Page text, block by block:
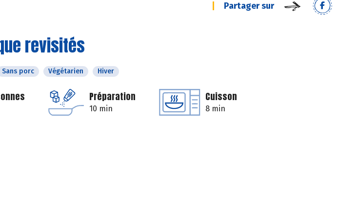
Partager sur
revisités
Sans porc Végétarien Hiver
Préparation
10 min
Cuisson
8 min